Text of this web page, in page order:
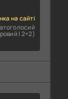
на сайті
| 2+2)